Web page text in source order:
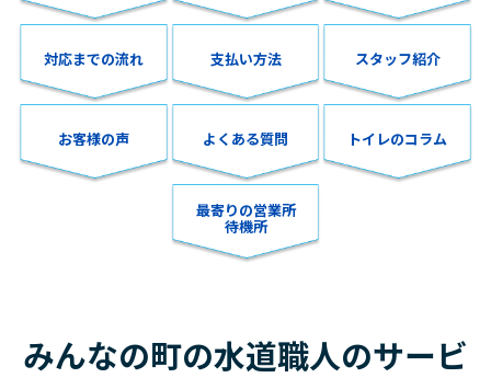
対応までの流れ 支払い方法 スタッフ紹介
お客様の声 よくある質問 トイレのコラム
最寄りの営業所
待機所
みんなの町の水道職人のサービ